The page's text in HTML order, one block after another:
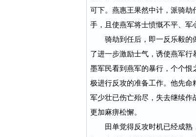
可下。燕惠王果然中计，派骑
手，且使燕军将士愤慨不平、军
骑劫到任后，即一反乐毅的做
了进一步激励士气，诱使燕军
墨军民看到燕军的暴行，个个
极进行反攻的准备工作。他先
军少壮已伤亡殆尽，失去继续作
更加麻痹松懈。
田单觉得反攻时机已经成熟